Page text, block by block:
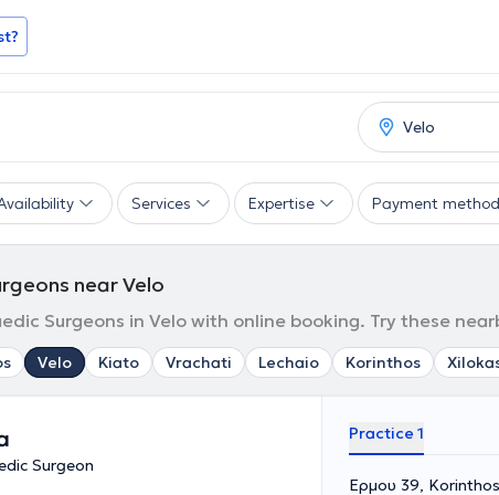
Services Expertise Payment
near Velo
Surgeons in Velo with online booking. Try these
Velo Kiato Vrachati Lechaio Korinthos
Surgeon
Practice 1
Ερμου 39,